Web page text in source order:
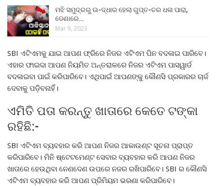
ମଝି ସମୁଦ୍ରରୁ ଉ-ଦ୍ଧାର ହେଲା ଗୁପ୍ତ-ଚର ଧଳା ପାରା,
ଡେଣାରେ…
Mar 9, 2023
SBI ଏଟିଏମକୁ ଯାଇ ଆପଣ ଫ୍ରିରେ ନିଜର ଏଟିଏମ ପିନ ବଦଳାଇ ପାରିବେ।
ଏହାର ଫାଇଦା ଆପଣ ନିୟମିତ ଅନ୍ତରାଳରେ ନିଜର ଏଟିଏମ ପାସୱାର୍ଡ
ବଦଳାଇବା ପାଇଁ କରିପାରିବେ। ଏଥିପାଇଁ ଆପଣଙ୍କୁ କୌଣସି ପ୍ରକାରର ଚାର୍ଜ
ଦେବାକୁ ପଡ଼ିବନାହିଁ।
ଏମିତି ପତା କରନ୍ତୁ ଖାତାରେ କେତେ ଟଙ୍କା
ରହିଛି:-
SBI ଏଟିଏମ ବ୍ୟବହାର କରି ଆପଣ ନିଜର ଆକାଉଣ୍ଟ ସୂଚନା ପ୍ରାପ୍ତ
କରିପାରିବେ। ମିନି ଷ୍ଟେଟମେଣ୍ଟ ସେବାର ବ୍ୟବହାର କରି ଆପଣ ନିଜର
ଖାତାରେ ହେଉଥିବା ନେଣଦେଣ ଉପରେ ନଜର ରଖିପାରିବେ। SBI ର କୌଣସି
ଏଟିଏମ ବ୍ୟବହାର କରି ଆପଣ ପ୍ରିମିୟମ ଭରଣା କରିପାରିବେ।